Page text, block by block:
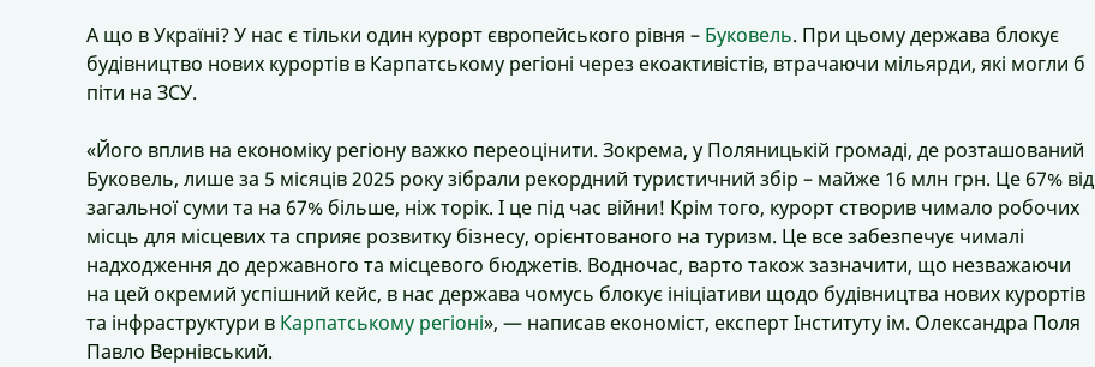
А що в Україні? У нас є тільки один курорт європейського рівня – Буковель. При цьому держава блокує
будівництво нових курортів в Карпатському регіоні через екоактивістів, втрачаючи мільярди, які могли б
піти на ЗСУ.
«Його вплив на економіку регіону важко переоцінити. Зокрема, у Поляницькій громаді, де розташований
Буковель, лише за 5 місяців 2025 року зібрали рекордний туристичний збір – майже 16 млн грн. Це 67% від
загальної суми та на 67% більше, ніж торік. І це під час війни! Крім того, курорт створив чимало робочих
місць для місцевих та сприяє розвитку бізнесу, орієнтованого на туризм. Це все забезпечує чималі
надходження до державного та місцевого бюджетів. Водночас, варто також зазначити, що незважаючи
на цей окремий успішний кейс, в нас держава чомусь блокує ініціативи щодо будівництва нових курортів
та інфраструктури в Карпатському регіоні», — написав економіст, експерт Інституту ім. Олександра Поля
Павло Вернівський.